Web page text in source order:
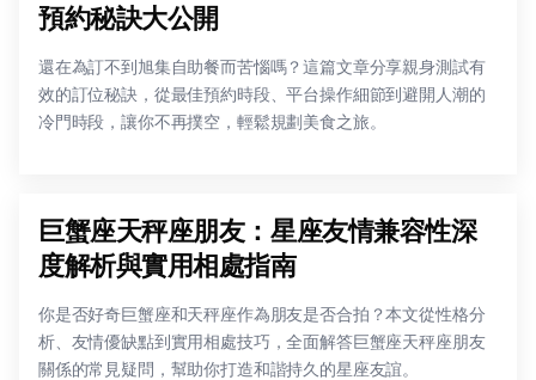
預約秘訣大公開
還在為訂不到旭集自助餐而苦惱嗎？這篇文章分享親身測試有
效的訂位秘訣，從最佳預約時段、平台操作細節到避開人潮的
冷門時段，讓你不再撲空，輕鬆規劃美食之旅。
巨蟹座天秤座朋友：星座友情兼容性深
度解析與實用相處指南
你是否好奇巨蟹座和天秤座作為朋友是否合拍？本文從性格分
析、友情優缺點到實用相處技巧，全面解答巨蟹座天秤座朋友
關係的常見疑問，幫助你打造和諧持久的星座友誼。